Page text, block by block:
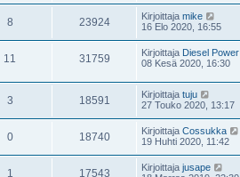
8 23924 Kirjoittaja mike
16 Elo 2020, 16:55
11 31759 Kirjoittaja Diesel Power
08 Kesä 2020, 16:30
3 18591 Kirjoittaja tuju
27 Touko 2020, 13:17
0 18740 Kirjoittaja Cossukka
19 Huhti 2020, 11:42
1 17543 Kirjoittaja jusape